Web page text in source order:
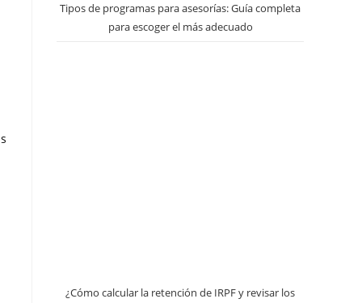
Tipos de programas para asesorías: Guía completa
para escoger el más adecuado
¿Cómo calcular la retención de IRPF y revisar los